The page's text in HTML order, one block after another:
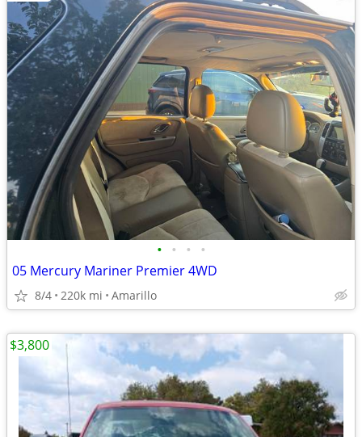
• • • •
05 Mercury Mariner Premier 4WD
8/4 220k mi Amarillo
$3,800